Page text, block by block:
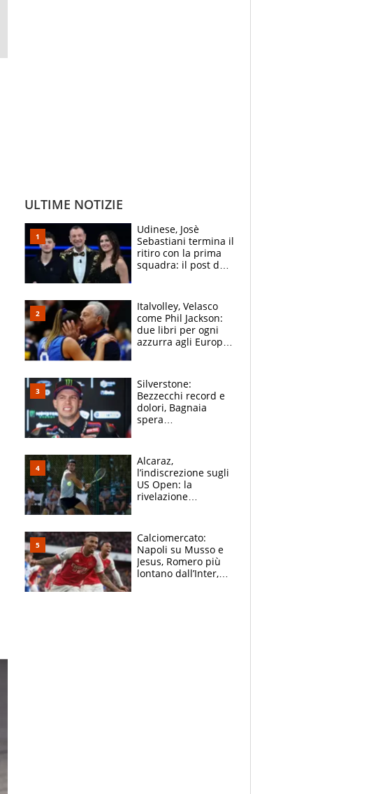
ULTIME NOTIZIE
Udinese, Josè
Sebastiani termina il
ritiro con la prima
squadra: il post del
sfondo
Italvolley, Velasco
come Phil Jackson:
due libri per ogni
azzurra agli Europei.
Silverstone:
Bezzecchi record e
dolori, Bagnaia
spera
e vota Aprilia
Alcaraz,
l’indiscrezione sugli
US Open: la
rivelazione
B. Rune verso la
rinuncia
Calciomercato:
Napoli su Musso e
Jesus, Romero più
lontano dall’Inter,